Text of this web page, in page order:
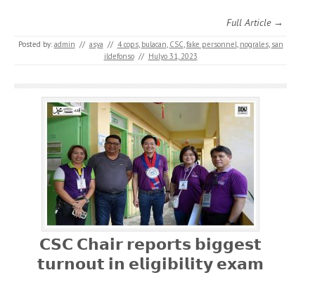
Full Article →
Posted by: admin // asya // 4 cops, bulacan CSC fake personnel nograles, san
ildefonso // Hulyo 31, 2023
𝗖𝗦𝗖 𝗖𝗵𝗮𝗶𝗿 𝗿𝗲𝗽𝗼𝗿𝘁𝘀 𝗯𝗶𝗴𝗴𝗲𝘀𝘁
𝘁𝘂𝗿𝗻𝗼𝘂𝘁 𝗶𝗻 𝗲𝗹𝗶𝗴𝗶𝗯𝗶𝗹𝗶𝘁𝘆 𝗲𝘅𝗮𝗺